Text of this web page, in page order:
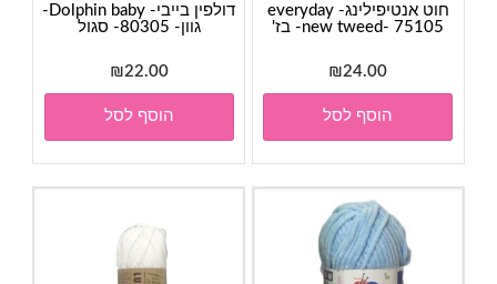
חוט אנטיפילינג- everyday
new tweed- 75105- בז'
₪24.00
הוסף לסל
דולפין בייבי- Dolphin baby-
גוון- 80305- סגול
₪22.00
הוסף לסל